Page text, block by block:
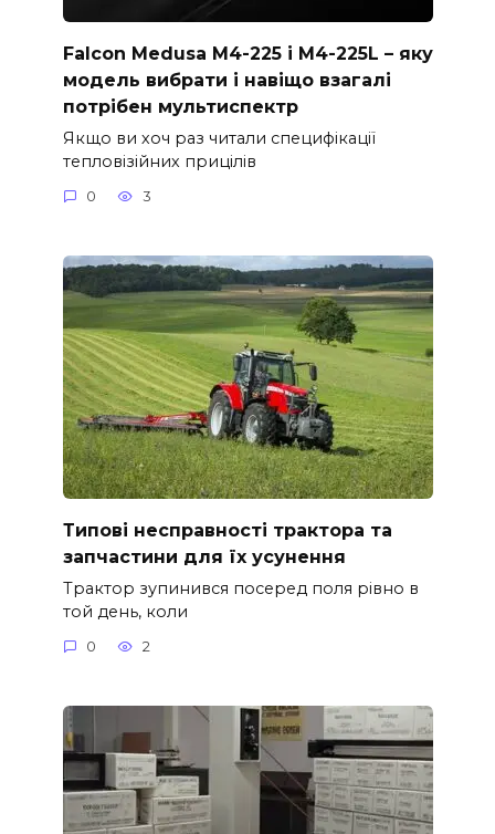
Falcon Medusa M4-225 і M4-225L – яку
модель вибрати і навіщо взагалі
потрібен мультиспектр
Якщо ви хоч раз читали специфікації
тепловізійних прицілів
0 3
Типові несправності трактора та
запчастини для їх усунення
Трактор зупинився посеред поля рівно в
той день, коли
0 2